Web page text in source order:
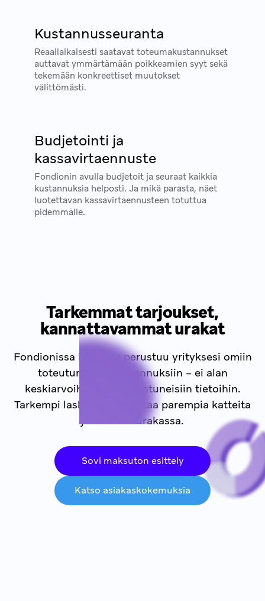
Kustannusseuranta
Reaaliaikaisesti saatavat toteumakustannukset
auttavat ymmärtämään poikkeamien syyt sekä
tekemään konkreettiset muutokset
välittömästi.
Budjetointi ja
kassavirtaennuste
Fondionin avulla budjetoit ja seuraat kaikkia
kustannuksia helposti. Ja mikä parasta, näet
luotettavan kassavirtaennusteen totuttua
pidemmälle.
Tarkemmat tarjoukset,
kannattavammat urakat
Fondionissa laskenta perustuu yrityksesi omiin
toteutuneisiin kustannuksiin – ei alan
keskiarvoihin tai vanhentuneisiin tietoihin.
Tarkempi laskenta tarkoittaa parempia katteita
jokaisessa urakassa.
Sovi maksuton esittely
Katso asiakaskokemuksia